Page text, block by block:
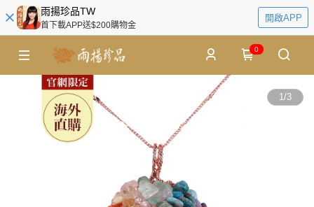
雨揚珍品TW
首下載APP送$200購物金
開啟APP
0
1/3